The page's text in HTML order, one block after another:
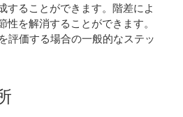
することができます。階差によ
性を解消することができます。
評価する場合の一般的なステッ